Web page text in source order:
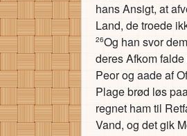
hans Ansigt, at
Land, de troede
26Og han svor
deres Afkom
Peor og aade af
Plage brød løs
regnet ham til
Vand, og det gik